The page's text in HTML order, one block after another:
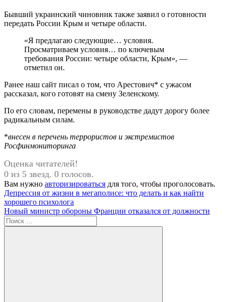
Бывший украинский чиновник также заявил о готовности
передать России Крым и четыре области.
«Я предлагаю следующие… условия.
Просматриваем условия… по ключевым
требования России: четыре области, Крым», —
отметил он.
Ранее наш сайт писал о том, что Арестович* с ужасом
рассказал, кого готовят на смену Зеленскому.
По его словам, перемены в руководстве дадут дорогу более
радикальным силам.
*внесен в перечень террористов и экстремистов
Росфинмониторинга
Оценка читателей!
0 из 5 звезд. 0 голосов.
Вам нужно авторизироваться для того, чтобы проголосовать.
Навигация
по
записям
Предыдущая
запись:
Депрессия от жизни в мегаполисе: что делать и как найти
хорошего психолога
Следующая
запись:
Новый министр обороны Франции отказался от должности
Поиск
для: